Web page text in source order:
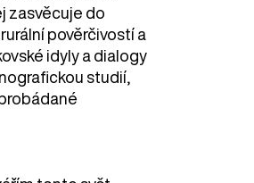
zasvěcuje do
pověrčivostí a
idyly a dialogy
studií,